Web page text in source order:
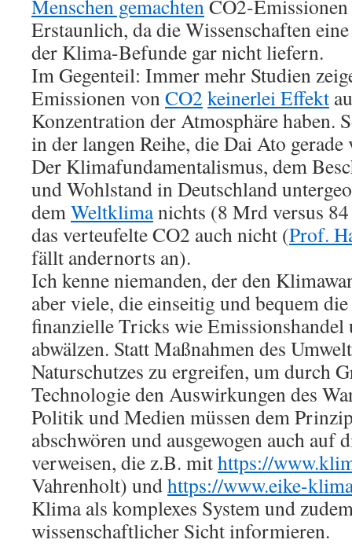
Menschen gemachtenCO2-Emissionen
Erstaunlich, da die Wissenschaften
der Klima-Befunde gar nicht liefern.
Im Gegenteil: Immer mehr Studien
Emissionen vonCO2 keinerlei Effekt
Konzentration der Atmosphäre haben.
in der langen Reihe, die Dai Ato
Der Klimafundamentalismus, dem
und Wohlstand in Deutschland
demWeltklimanichts (8 Mrd versus
das verteufelte CO2 auch nicht (Prof.
fällt andernorts an).
Ich kenne niemanden, der den
aber viele, die einseitig und bequem
finanzielle Tricks wie Emissionshandel
abwälzen. Statt Maßnahmen des
Naturschutzes zu ergreifen, um durch
Technologie den Auswirkungen des
Politik und Medien müssen dem
abschwören und ausgewogen auch auf
verweisen, die z.B. mithttps://
Vahrenholt) undhttps://www.eike-
Klima als komplexes System und
wissenschaftlicher Sicht informieren.